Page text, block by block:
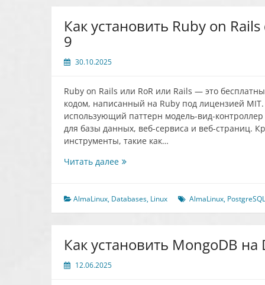
Как установить Ruby on
9
30.10.2025
Ruby on Rails или RoR или Rails — это
кодом, написанный на Ruby под лицензией
использующий паттерн модель-вид-
для базы данных, веб-сервиса и веб-страниц.
инструменты, такие как…
Читать далееКак
on
Rails
на
AlmaLinux, Databases, Linux AlmaLinux, PostgreSQL
Как установить MongoDB на
12.06.2025